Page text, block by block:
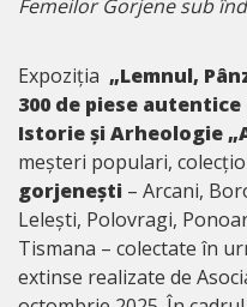
Femeilor Gorjene sub
Expoziția „Lemnul,
300 de piese autentice
Istorie și Arheologie
meșteri populari,
gorjenești – Arcani,
Lelești, Polovragi,
Tismana – colectate în
extinse realizate de